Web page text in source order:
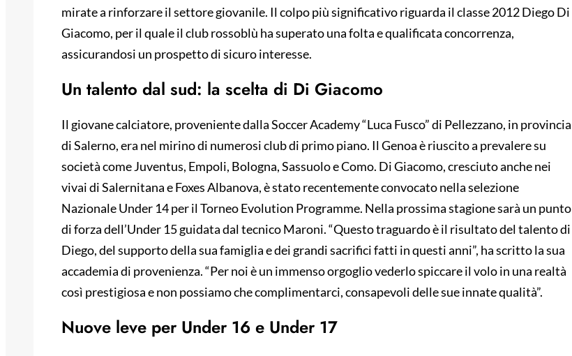
mirate a rinforzare il settore giovanile. Il colpo più significativo riguarda il classe 2012 Diego Di
Giacomo, per il quale il club rossoblù ha superato una folta e qualificata concorrenza,
assicurandosi un prospetto di sicuro interesse.
Un talento dal sud: la scelta di Di Giacomo
Il giovane calciatore, proveniente dalla Soccer Academy “Luca Fusco” di Pellezzano, in provincia
di Salerno, era nel mirino di numerosi club di primo piano. Il Genoa è riuscito a prevalere su
società come Juventus, Empoli, Bologna, Sassuolo e Como. Di Giacomo, cresciuto anche nei
vivai di Salernitana e Foxes Albanova, è stato recentemente convocato nella selezione
Nazionale Under 14 per il Torneo Evolution Programme. Nella prossima stagione sarà un punto
di forza dell’Under 15 guidata dal tecnico Maroni. “Questo traguardo è il risultato del talento di
Diego, del supporto della sua famiglia e dei grandi sacrifici fatti in questi anni”, ha scritto la sua
accademia di provenienza. “Per noi è un immenso orgoglio vederlo spiccare il volo in una realtà
così prestigiosa e non possiamo che complimentarci, consapevoli delle sue innate qualità”.
Nuove leve per Under 16 e Under 17